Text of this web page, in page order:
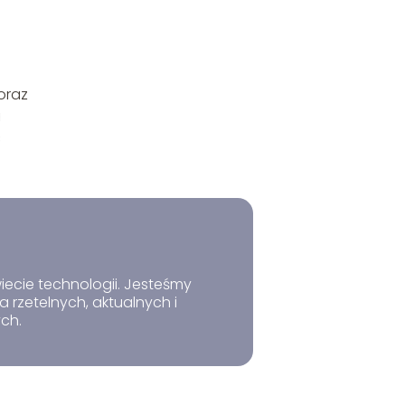
technologii. Jesteśmy
rzetelnych, aktualnych i